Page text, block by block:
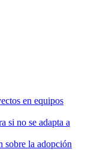
en equipos
si no se adapta a
sobre la adopción